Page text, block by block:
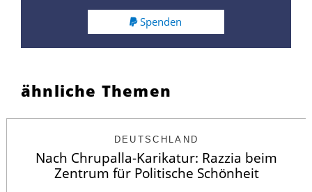
Spenden
ähnliche Themen
DEUTSCHLAND
Nach Chrupalla-Karikatur: Razzia beim
Zentrum für Politische Schönheit